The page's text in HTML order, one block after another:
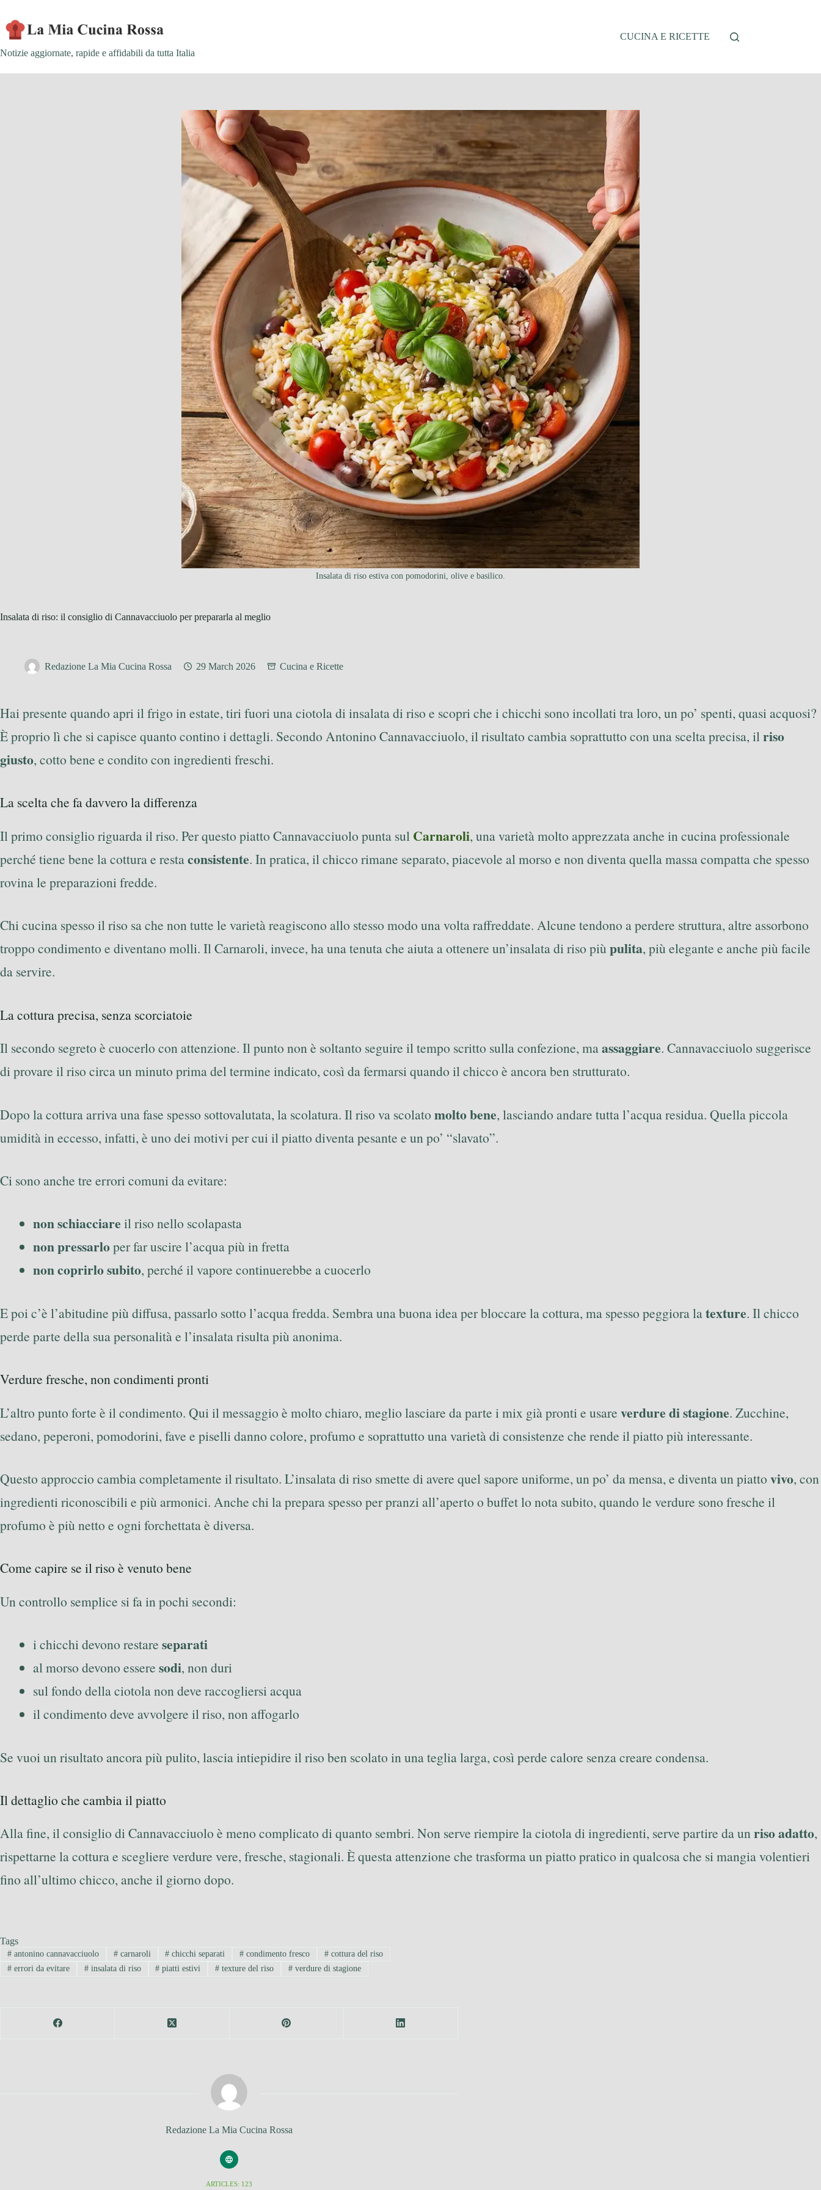
content
Notizie aggiornate, rapide e affidabili da tutta Italia
CUCINA E RICETTE
Insalata di riso estiva con pomodorini, olive e basilico.
Insalata di riso: il consiglio di Cannavacciuolo per prepararla al meglio
Redazione La Mia Cucina Rossa 29 March 2026 Cucina e Ricette
Hai presente quando apri il frigo in estate, tiri fuori una ciotola di insalata di riso e scopri che i chicchi sono incollati tra loro, un po’ spenti, quasi acquosi?
È proprio lì che si capisce quanto contino i dettagli. Secondo Antonino Cannavacciuolo, il risultato cambia soprattutto con una scelta precisa, ilriso
giusto, cotto bene e condito con ingredienti freschi.
La scelta che fa davvero la differenza
Il primo consiglio riguarda il riso. Per questo piatto Cannavacciuolo punta sul Carnaroli, una varietà molto apprezzata anche in cucina professionale
perché tiene bene la cottura e restaconsistente. In pratica, il chicco rimane separato, piacevole al morso e non diventa quella massa compatta che spesso
rovina le preparazioni fredde.
Chi cucina spesso il riso sa che non tutte le varietà reagiscono allo stesso modo una volta raffreddate. Alcune tendono a perdere struttura, altre assorbono
troppo condimento e diventano molli. Il Carnaroli, invece, ha una tenuta che aiuta a ottenere un’insalata di riso più pulita, più elegante e anche più facile
da servire.
La cottura precisa, senza scorciatoie
Il secondo segreto è cuocerlo con attenzione. Il punto non è soltanto seguire il tempo scritto sulla confezione, maassaggiare. Cannavacciuolo suggerisce
di provare il riso circa un minuto prima del termine indicato, così da fermarsi quando il chicco è ancora ben strutturato.
Dopo la cottura arriva una fase spesso sottovalutata, la scolatura. Il riso va scolato molto bene, lasciando andare tutta l’acqua residua. Quella piccola
umidità in eccesso, infatti, è uno dei motivi per cui il piatto diventa pesante e un po’ “slavato”.
Ci sono anche tre errori comuni da evitare:
non schiacciare il riso nello scolapasta
non pressarloper far uscire l’acqua più in fretta
non coprirlo subito, perché il vapore continuerebbe a cuocerlo
E poi c’è l’abitudine più diffusa, passarlo sotto l’acqua fredda. Sembra una buona idea per bloccare la cottura, ma spesso peggiora latexture. Il chicco
perde parte della sua personalità e l’insalata risulta più anonima.
Verdure fresche, non condimenti pronti
L’altro punto forte è il condimento. Qui il messaggio è molto chiaro, meglio lasciare da parte i mix già pronti e usare verdure di stagione. Zucchine,
sedano, peperoni, pomodorini, fave e piselli danno colore, profumo e soprattutto una varietà di consistenze che rende il piatto più interessante.
Questo approccio cambia completamente il risultato. L’insalata di riso smette di avere quel sapore uniforme, un po’ da mensa, e diventa un piatto vivo, con
ingredienti riconoscibili e più armonici. Anche chi la prepara spesso per pranzi all’aperto o buffet lo nota subito, quando le verdure sono fresche il
profumo è più netto e ogni forchettata è diversa.
Come capire se il riso è venuto bene
Un controllo semplice si fa in pochi secondi:
i chicchi devono restare separati
al morso devono essere sodi, non duri
sul fondo della ciotola non deve raccogliersi acqua
il condimento deve avvolgere il riso, non affogarlo
Se vuoi un risultato ancora più pulito, lascia intiepidire il riso ben scolato in una teglia larga, così perde calore senza creare condensa.
Il dettaglio che cambia il piatto
Alla fine, il consiglio di Cannavacciuolo è meno complicato di quanto sembri. Non serve riempire la ciotola di ingredienti, serve partire da unriso adatto,
rispettarne la cottura e scegliere verdure vere, fresche, stagionali. È questa attenzione che trasforma un piatto pratico in qualcosa che si mangia volentieri
fino all’ultimo chicco, anche il giorno dopo.
Tags
#antonino cannavacciuolo #carnaroli # chicchi separati # condimento fresco # cottura del riso
#errori da evitare #insalata di riso # piatti estivi # texture del riso # verdure di stagione
Redazione La Mia Cucina Rossa
ARTICLES: 123